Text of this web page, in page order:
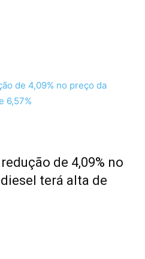
de 4,09% no
terá alta de